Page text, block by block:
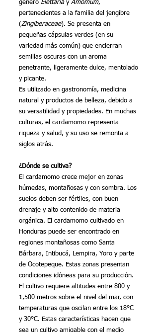
género Elettaria y Amomum,
pertenecientes a la familia del jengibre
(Zingiberaceae). Se presenta en
pequeñas cápsulas verdes (en su
variedad más común) que encierran
semillas oscuras con un aroma
penetrante, ligeramente dulce, mentolado
y picante.
Es utilizado en gastronomía, medicina
natural y productos de belleza, debido a
su versatilidad y propiedades. En muchas
culturas, el cardamomo representa
riqueza y salud, y su uso se remonta a
siglos atrás.
¿Dónde se cultiva?
El cardamomo crece mejor en zonas
húmedas, montañosas y con sombra. Los
suelos deben ser fértiles, con buen
drenaje y alto contenido de materia
orgánica. El cardamomo cultivado en
Honduras puede ser encontrado en
regiones montañosas como Santa
Bárbara, Intibucá, Lempira, Yoro y parte
de Ocotepeque. Estas zonas presentan
condiciones idóneas para su producción.
El cultivo requiere altitudes entre 800 y
1,500 metros sobre el nivel del mar, con
temperaturas que oscilan entre los 18°C
y 30°C. Estas características hacen que
sea un cultivo amigable con el medio